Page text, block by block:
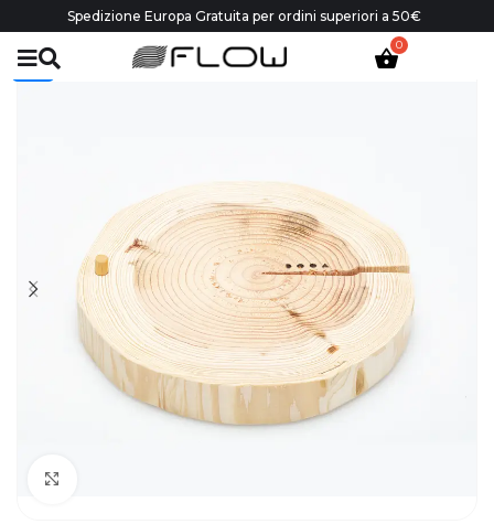
Spedizione Europa Gratuita per ordini superiori a 50€